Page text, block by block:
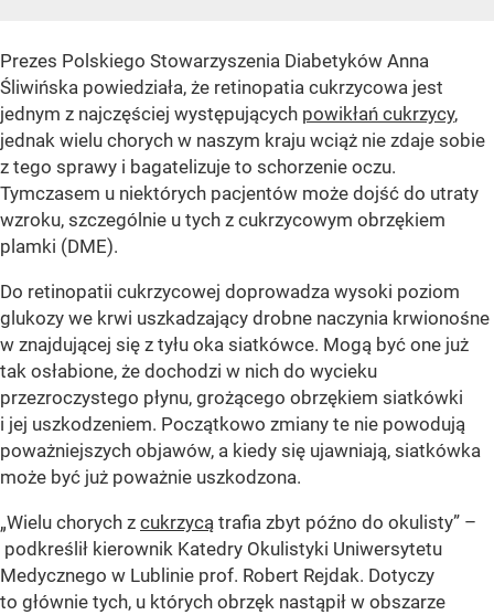
Prezes Polskiego Stowarzyszenia Diabetyków Anna
Śliwińska powiedziała, że retinopatia cukrzycowa jest
jednym z najczęściej występujących powikłań cukrzycy,
jednak wielu chorych w naszym kraju wciąż nie zdaje sobie
z tego sprawy i bagatelizuje to schorzenie oczu.
Tymczasem u niektórych pacjentów może dojść do utraty
wzroku, szczególnie u tych z cukrzycowym obrzękiem
plamki (DME).
Do retinopatii cukrzycowej doprowadza wysoki poziom
glukozy we krwi uszkadzający drobne naczynia krwionośne
w znajdującej się z tyłu oka siatkówce. Mogą być one już
tak osłabione, że dochodzi w nich do wycieku
przezroczystego płynu, grożącego obrzękiem siatkówki
i jej uszkodzeniem. Początkowo zmiany te nie powodują
poważniejszych objawów, a kiedy się ujawniają, siatkówka
może być już poważnie uszkodzona.
„Wielu chorych z cukrzycą trafia zbyt późno do okulisty” –
podkreślił kierownik Katedry Okulistyki Uniwersytetu
Medycznego w Lublinie prof. Robert Rejdak. Dotyczy
to głównie tych, u których obrzęk nastąpił w obszarze